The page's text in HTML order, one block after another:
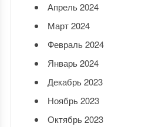
Апрель 2024
Март 2024
Февраль 2024
Январь 2024
Декабрь 2023
Ноябрь 2023
Октябрь 2023